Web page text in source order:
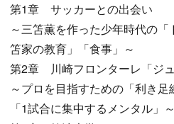
第1章 サッカーとの出会い
～三笘薫を作った少年時代の
笘家の教育」「食事」～
第2章 川崎フロンターレ「ジュ
～プロを目指すための「利き足
「1試合に集中するメンタル」～